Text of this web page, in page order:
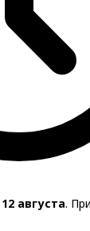
августа.